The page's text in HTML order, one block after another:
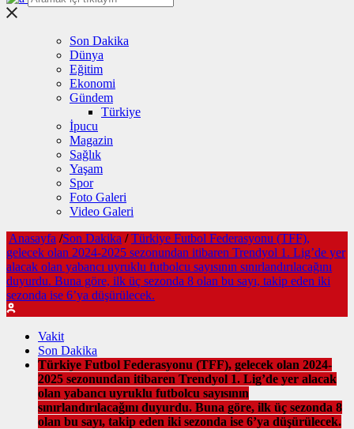
Son Dakika
Dünya
Eğitim
Ekonomi
Gündem
Türkiye
İpucu
Magazin
Sağlık
Yaşam
Spor
Foto Galeri
Video Galeri
Anasayfa /Son Dakika / Türkiye Futbol Federasyonu (TFF),
gelecek olan 2024-2025 sezonundan itibaren Trendyol 1. Lig’de yer
alacak olan yabancı uyruklu futbolcu sayısının sınırlandırılacağını
duyurdu. Buna göre, ilk üç sezonda 8 olan bu sayı, takip eden iki
sezonda ise 6’ya düşürülecek.
Vakit
Son Dakika
Türkiye Futbol Federasyonu (TFF), gelecek olan 2024-
2025 sezonundan itibaren Trendyol 1. Lig’de yer alacak
olan yabancı uyruklu futbolcu sayısının
sınırlandırılacağını duyurdu. Buna göre, ilk üç sezonda 8
olan bu sayı, takip eden iki sezonda ise 6’ya düşürülecek.